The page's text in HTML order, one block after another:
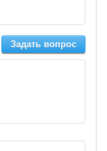
Задать вопрос